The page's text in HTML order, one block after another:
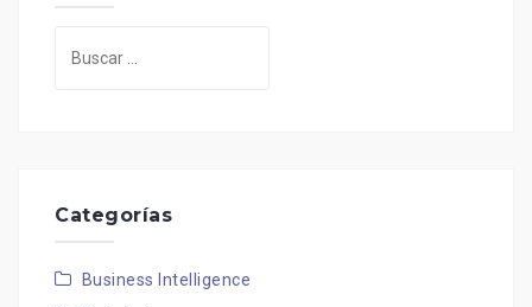
Categorías
Business Intelligence